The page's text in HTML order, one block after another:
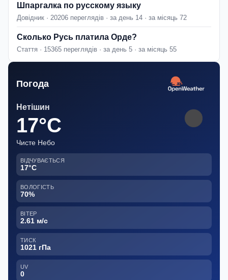
Шпаргалка по русскому языку
Довідник · 20206 переглядів · за день 14 · за місяць 72
Сколько Русь платила Орде?
Стаття · 15365 переглядів · за день 5 · за місяць 55
Погода
Нетішин
17°C
Чисте Небо
ВІДЧУВАЄТЬСЯ
17°C
ВОЛОГІСТЬ
70%
ВІТЕР
2.61 м/с
ТИСК
1021 гПа
UV
0